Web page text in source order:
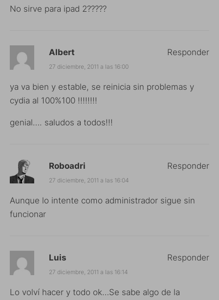
No sirve para ipad 2?????
Albert
27 diciembre, 2011 a las 16:00
ya va bien y estable, se reinicia sin problemas y
cydia al 100%100 !!!!!!!!
genial…. saludos a todos!!!
Responder
Roboadri
27 diciembre, 2011 a las 16:04
Aunque lo intente como administrador sigue sin
funcionar
Responder
Luis
27 diciembre, 2011 a las 16:14
Lo volví hacer y todo ok…Se sabe algo de la
Responder